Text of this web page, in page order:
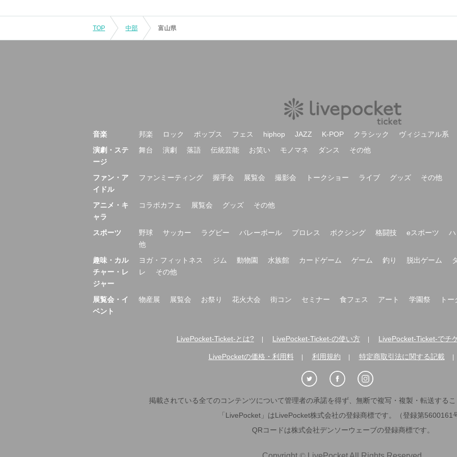
TOP 中部 富山県
音楽 邦楽 ロック ポップス フェス hiphop JAZZ K-POP クラシック
ヴィジュアル系
演劇・ステ
ージ
舞台 演劇 落語 伝統芸能 お笑い モノマネ ダンス その他
ファン・ア
イドル
ファンミーティング 握手会 展覧会 撮影会 トークショー ライブ グッズ その他
アニメ・キ
ャラ
コラボカフェ 展覧会 グッズ その他
スポーツ 野球 サッカー ラグビー バレーボール プロレス ボクシング 格闘技 eスポーツ
他
趣味・カル
チャー・レ
ジャー
ヨガ・フィットネス ジム 動物園 水族館 カードゲーム ゲーム 釣り 脱出ゲーム
レ
その他
展覧会・イ
ベント
物産展 展覧会 お祭り 花火大会 街コン セミナー 食フェス アート 学園祭 ト
LivePocket-Ticket-とは? LivePocket-Ticket-の使い方 LivePocket-Ticket-でチ
LivePocketの価格・利用料 利用規約 特定商取引法に関する記載
掲載されている全てのコンテンツについて管理者の承諾を得ず、無断で複写・複製・転送する
「LivePocket」はLivePocket株式会社の登録商標です。（登録第5600161
QRコードは株式会社デンソーウェーブの登録商標です。